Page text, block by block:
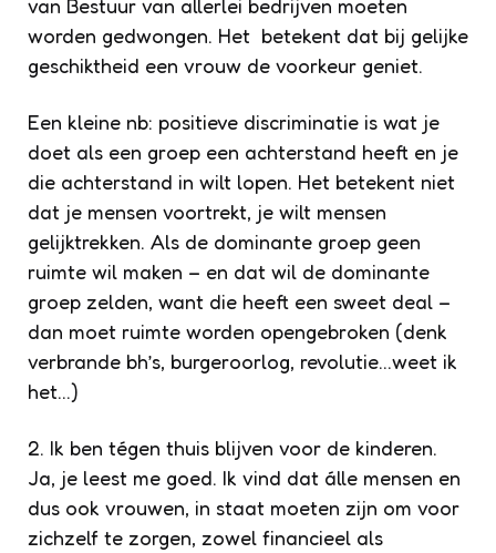
van Bestuur van allerlei bedrijven moeten
worden gedwongen. Het betekent dat bij gelijke
geschiktheid een vrouw de voorkeur geniet.
Een kleine nb: positieve discriminatie is wat je
doet als een groep een achterstand heeft en je
die achterstand in wilt lopen. Het betekent niet
dat je mensen voortrekt, je wilt mensen
gelijktrekken. Als de dominante groep geen
ruimte wil maken – en dat wil de dominante
groep zelden, want die heeft een sweet deal –
dan moet ruimte worden opengebroken (denk
verbrande bh’s, burgeroorlog, revolutie…weet ik
het…)
2. Ik ben tégen thuis blijven voor de kinderen.
Ja, je leest me goed. Ik vind dat álle mensen en
dus ook vrouwen, in staat moeten zijn om voor
zichzelf te zorgen, zowel financieel als